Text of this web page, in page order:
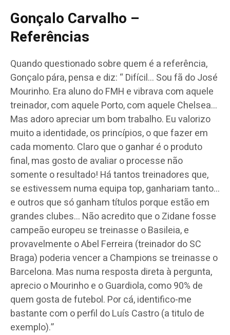
Gonçalo Carvalho –
Referências
Quando questionado sobre quem é a referência,
Gonçalo pára, pensa e diz: “ Difícil… Sou fã do José
Mourinho. Era aluno do FMH e vibrava com aquele
treinador, com aquele Porto, com aquele Chelsea…
Mas adoro apreciar um bom trabalho. Eu valorizo
muito a identidade, os princípios, o que fazer em
cada momento. Claro que o ganhar é o produto
final, mas gosto de avaliar o processe não
somente o resultado! Há tantos treinadores que,
se estivessem numa equipa top, ganhariam tanto…
e outros que só ganham títulos porque estão em
grandes clubes… Não acredito que o Zidane fosse
campeão europeu se treinasse o Basileia, e
provavelmente o Abel Ferreira (treinador do SC
Braga) poderia vencer a Champions se treinasse o
Barcelona. Mas numa resposta direta à pergunta,
aprecio o Mourinho e o Guardiola, como 90% de
quem gosta de futebol. Por cá, identifico-me
bastante com o perfil do Luís Castro (a titulo de
exemplo).”